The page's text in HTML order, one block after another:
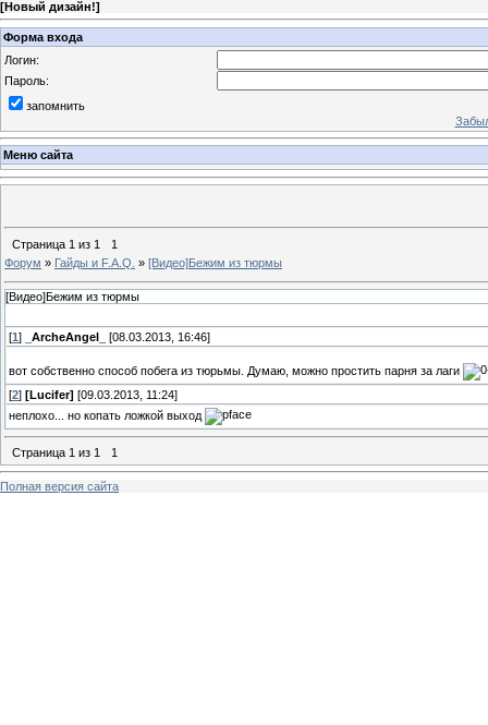
[Новый дизайн!]
Форма входа
Логин:
Пароль:
запомнить
Меню сайта
Страница 1 из 1
1
Форум » Гайды и F.A.Q. » [Видео]Бежим из тюрмы
[Видео]Бежим из тюрмы
[1 ] _ArcheAngel_ [08.03.2013, 16:46]
вот собственно способ побега из тюрьмы. Думаю, можно простить парня за лаги
[2] [Lucifer] [09.03.2013, 11:24]
неплохо... но копать ложкой выход
Страница 1 из 1 1
Полная версия сайта